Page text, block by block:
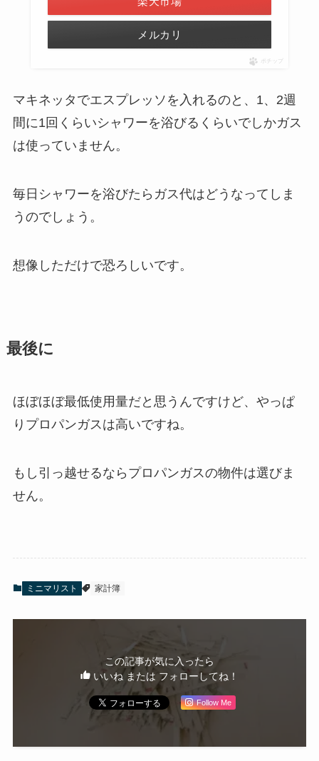
メルカリ
ポチップ
マキネッタでエスプレッソを入れるのと、1、2週
間に1回くらいシャワーを浴びるくらいでしかガス
は使っていません。
毎日シャワーを浴びたらガス代はどうなってしま
うのでしょう。
想像しただけで恐ろしいです。
最後に
ほぼほぼ最低使用量だと思うんですけど、やっぱ
りプロパンガスは高いですね。
もし引っ越せるならプロパンガスの物件は選びま
せん。
ミニマリスト 家計簿
この記事が気に入ったら
いいね または フォローしてね！
Follow Me